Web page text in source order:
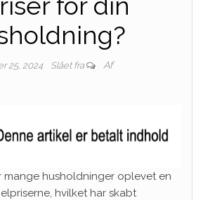
25, 2024 Slået fra Af
mange husholdninger oplevet en
hvilket har skabt